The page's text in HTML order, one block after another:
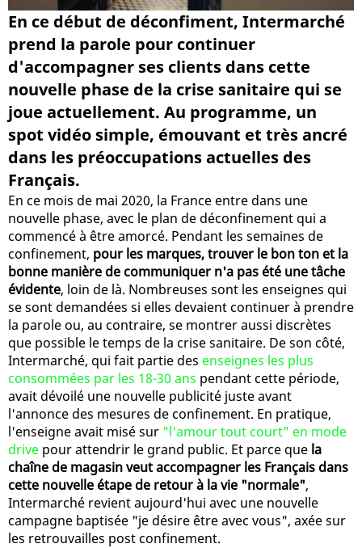
En ce début de déconfiment, Intermarché
prend la parole pour continuer
d'accompagner ses clients dans cette
nouvelle phase de la crise sanitaire qui se
joue actuellement. Au programme, un
spot vidéo simple, émouvant et très ancré
dans les préoccupations actuelles des
Français.
En ce mois de mai 2020, la France entre dans une
nouvelle phase, avec le plan de déconfinement qui a
commencé à être amorcé. Pendant les semaines de
confinement, pour les marques, trouver le bon ton et la
bonne manière de communiquer n'a pas été une tâche
évidente, loin de là. Nombreuses sont les enseignes qui
se sont demandées si elles devaient continuer à prendre
la parole ou, au contraire, se montrer aussi discrètes
que possible le temps de la crise sanitaire. De son côté,
Intermarché, qui fait partie des enseignes les plus
consommées par les 18-30 ans pendant cette période,
avait dévoilé une nouvelle publicité juste avant
l'annonce des mesures de confinement. En pratique,
l'enseigne avait misé sur "l'amour tout court" en mode
drive pour attendrir le grand public. Et parce que la
chaîne de magasin veut accompagner les Français dans
cette nouvelle étape de retour à la vie "normale",
Intermarché revient aujourd'hui avec une nouvelle
campagne baptisée "je désire être avec vous", axée sur
les retrouvailles post confinement.